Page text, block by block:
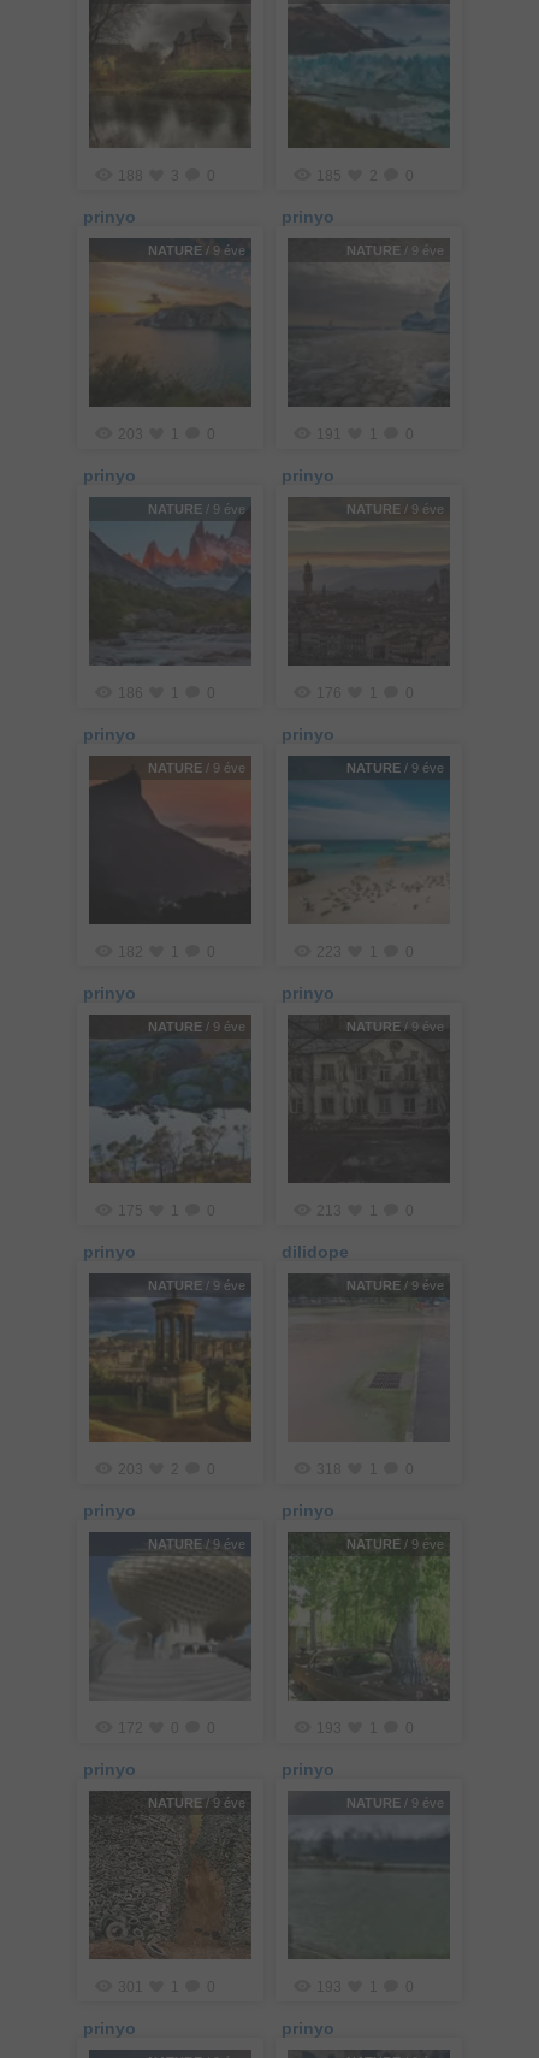
3
prinyo
185 2
prinyo
NATURE / 9 éve
203
prinyo
NATURE / 9 éve
191
prinyo
NATURE / 9 éve
186
prinyo
NATURE / 9 éve
176
prinyo
NATURE / 9 éve
182
prinyo
NATURE / 9 éve
223
prinyo
NATURE / 9 éve
175
prinyo
NATURE / 9 éve
213
dilidope
NATURE / 9 éve
203 2
prinyo
NATURE / 9 éve
318
prinyo
NATURE / 9 éve
172
prinyo
NATURE / 9 éve
193
prinyo
NATURE / 9 éve
301
prinyo
NATURE / 9 éve
193
prinyo